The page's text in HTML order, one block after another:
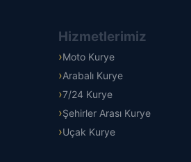
Hizmetlerimiz
Moto Kurye
Arabalı Kurye
7/24 Kurye
Şehirler Arası Kurye
Uçak Kurye